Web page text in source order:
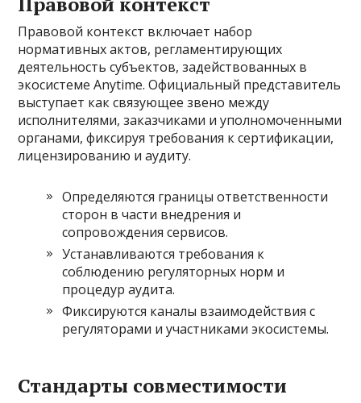
Правовой контекст включает набор
нормативных актов, регламентирующих
деятельность субъектов, задействованных в
экосистеме Anytime. Официальный представитель
выступает как связующее звено между
исполнителями, заказчиками и уполномоченными
органами, фиксируя требования к сертификации,
лицензированию и аудиту.
Определяются границы ответственности
сторон в части внедрения и
сопровождения сервисов.
Устанавливаются требования к
соблюдению регуляторных норм и
процедур аудита.
Фиксируются каналы взаимодействия с
регуляторами и участниками экосистемы.
Стандарты совместимости